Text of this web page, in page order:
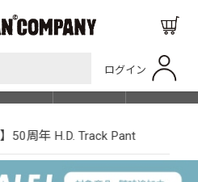
ログイン
SHOP LIST
50周年 H.D. Track Pant